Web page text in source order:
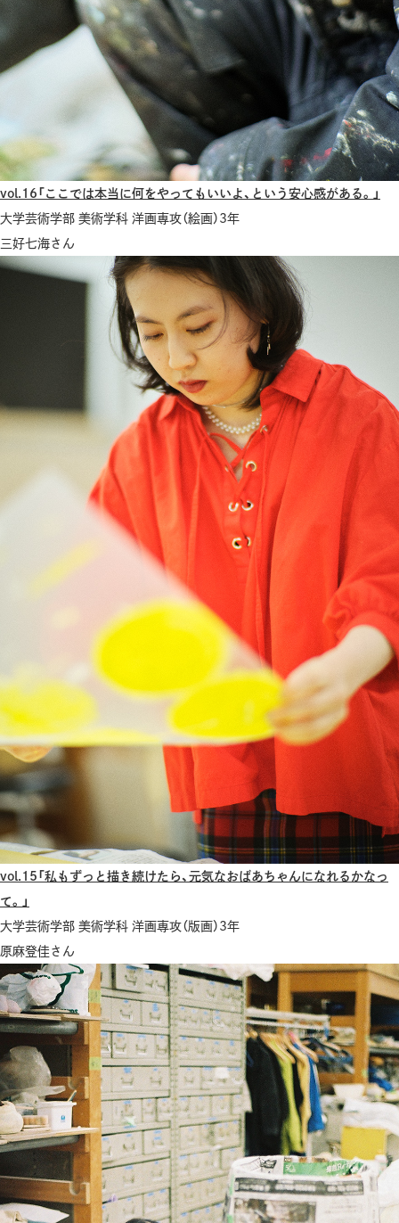
vol.16「ここでは本当に何をやってもいいよ、という安心感がある。」
大学芸術学部 美術学科 洋画専攻（絵画）3年
三好七海さん
vol.15「私もずっと描き続けたら、元気なおばあちゃんになれるかなっ
て。」
大学芸術学部 美術学科 洋画専攻（版画）3年
原麻登佳さん